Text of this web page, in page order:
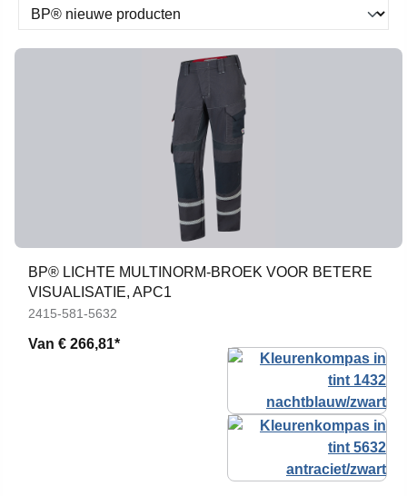
BP® LICHTE MULTINORM-BROEK VOOR BETERE
VISUALISATIE, APC1
2415-581-5632
Van € 266,81*